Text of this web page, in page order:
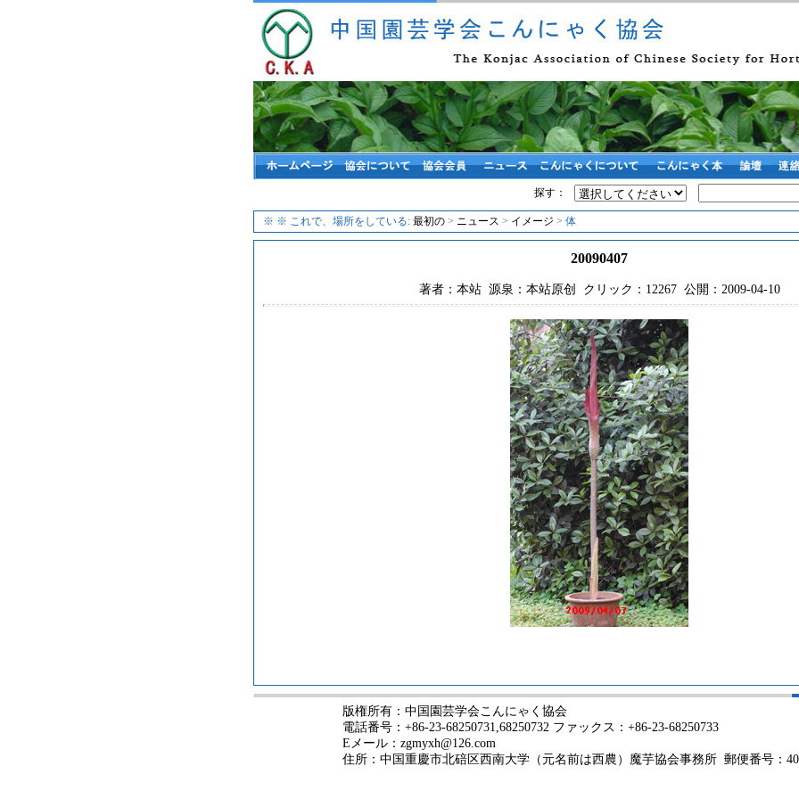
探す：
※ ※ これで、場所をしている: 最初の > ニュース > イメージ > 体
20090407
著者：本站 源泉：本站原创 クリック：12267 公開：2009-04-10
版権所有：中国園芸学会こんにゃく協会
電話番号：+86-23-68250731,68250732 ファックス：+86-23-68250733
Eメール：zgmyxh@126.com
住所：中国重慶市北碚区西南大学（元名前は西農）魔芋協会事務所 郵便番号：